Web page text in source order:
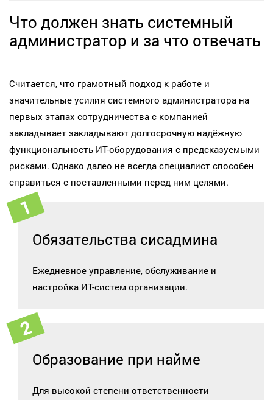
Что должен знать системный
администратор и за что отвечать
Считается, что грамотный подход к работе и
значительные усилия системного администратора на
первых этапах сотрудничества с компанией
закладывает закладывают долгосрочную надёжную
функциональность ИТ-оборудования с предсказуемыми
рисками. Однако далео не всегда специалист способен
справиться с поставленными перед ним целями.
Обязательства сисадмина
Ежедневное управление, обслуживание и
настройка ИТ-систем организации.
Образование при найме
Для высокой степени ответственности